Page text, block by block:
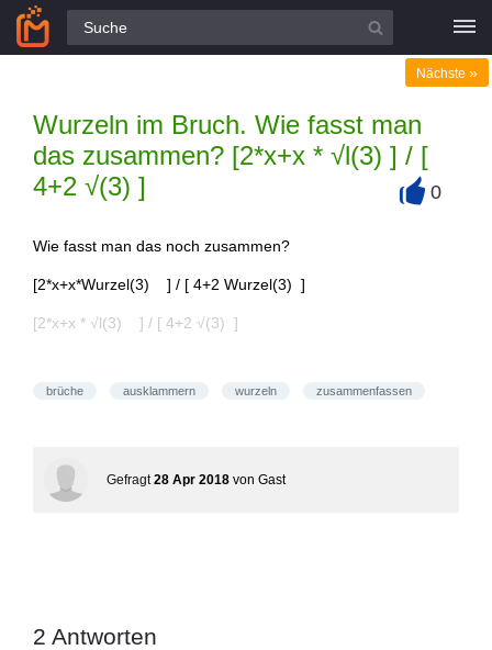
Alle Fragen
Wurzeln im Bruch. Wie fasst man
das zusammen? [2*x+x * √l(3) ] / [
4+2 √(3) ]
Nächste »
0
Wie fasst man das noch zusammen?
[2*x+x*Wurzel(3) ] / [ 4+2 Wurzel(3) ]
[2*x+x * √l(3) ] / [ 4+2 √(3) ]
brüche ausklammern wurzeln zusammenfassen
Gefragt 28 Apr 2018 von Gast
2 Antworten